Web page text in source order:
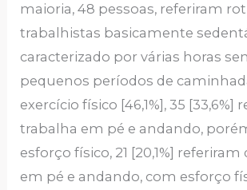
maioria, 48 pessoas, referiram
trabalhistas basicamente
caracterizado por várias horas
pequenos períodos de
exercício físico [46,1%], 35 [33,6%]
trabalha em pé e andando,
esforço físico, 21 [20,1%]
em pé e andando, com esforço